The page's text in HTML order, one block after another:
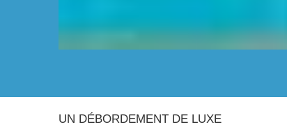
UN DÉBORDEMENT DE LUXE